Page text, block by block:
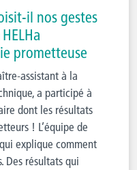
il nos gestes
prometteuse
assistant à la
a participé à
dont les résultats
! L’équipe de
explique comment
Des résultats qui